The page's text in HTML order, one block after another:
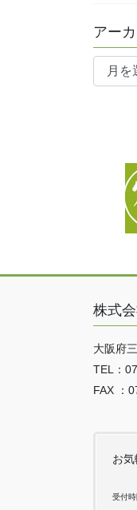
アー
ア
株式
大阪府
TEL：
FAX ：
お気
受付